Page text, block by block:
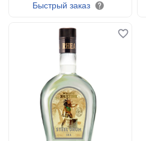
Быстрый заказ